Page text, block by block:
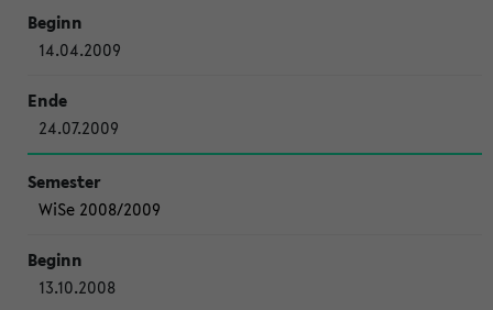
14.04.2009
24.07.2009
WiSe 2008/2009
13.10.2008